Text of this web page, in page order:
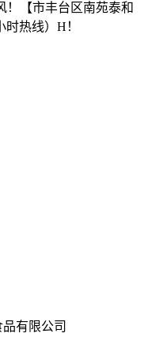
！【市丰台区南苑泰和
热线）H！
有限公司